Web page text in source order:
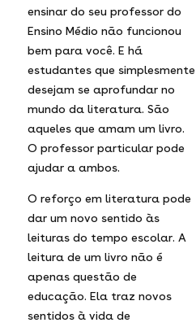
ensinar do seu professor do
Ensino Médio não funcionou
bem para você. E há
estudantes que simplesmente
desejam se aprofundar no
mundo da literatura. São
aqueles que amam um livro.
O professor particular pode
ajudar a ambos.
O reforço em literatura pode
dar um novo sentido às
leituras do tempo escolar. A
leitura de um livro não é
apenas questão de
educação. Ela traz novos
sentidos à vida de